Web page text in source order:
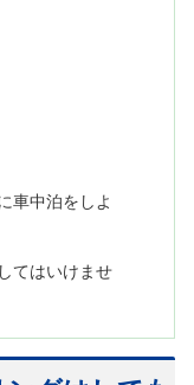
車中泊をしよ
てはいけませ